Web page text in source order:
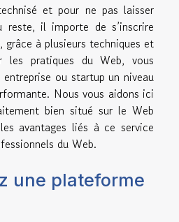
et pour ne pas laisser
reste, il importe de s’inscrire
grâce à plusieurs techniques et
les pratiques du Web, vous
ou startup un niveau
Nous vous aidons ici
bien situé sur le Web
avantages liés à ce service
du Web.
une plateforme